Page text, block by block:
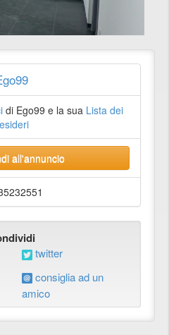
di Ego99 e la sua Lista dei
all'annuncio
twitter
consiglia ad un
amico